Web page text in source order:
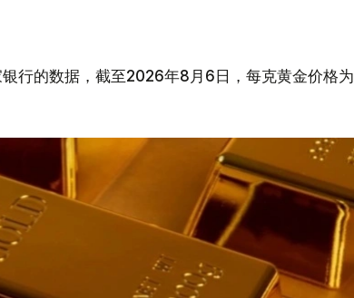
行的数据，截至2026年8月6日，每克黄金价格为